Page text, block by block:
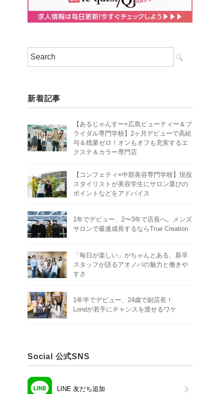
新着記事
【あるじゃんすー×広島ビューティー＆ブ
ライダル専門学校】2ヶ月デビューで高給
与＆残業ゼロ！オンもオフも充実するエ
クステ＆カラー専門店
【コンフェティ×中部美容専門学校】現役
スタイリストが美容学生にサロン選びの
ポイントなどをアドバイス
1年でデビュー、2〜3年で店長へ。メンズ
サロンで最速成長するならTrue Creation
「毎日が楽しい」がちゃんとある。新卒
スタッフが語るアオノバの魅力と働きや
すさ
1年半でデビュー、24歳で副店長！
Londが若手にチャンスを渡せるワケ
Social 公式SNS
LINE 友だち追加